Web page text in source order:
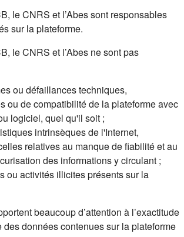
le CNRS et l’Abes sont responsables
sur la plateforme.
le CNRS et l’Abes ne sont pas
ou défaillances techniques,
ou de compatibilité de la plateforme avec
logiciel, quel qu'il soit ;
intrinsèques de l'Internet,
relatives au manque de fiabilité et au
des informations y circulant ;
ou activités illicites présents sur la
beaucoup d’attention à l’exactitude
des données contenues sur la plateforme